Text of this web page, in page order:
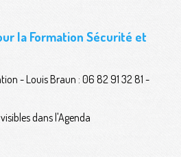
la Formation Sécurité et
- Louis Braun : 06 82 91 32 81 -
dans l'Agenda